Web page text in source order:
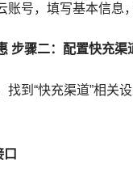
账号，填写基本信息
步骤二：配置快充渠
找到“快充渠道”相关